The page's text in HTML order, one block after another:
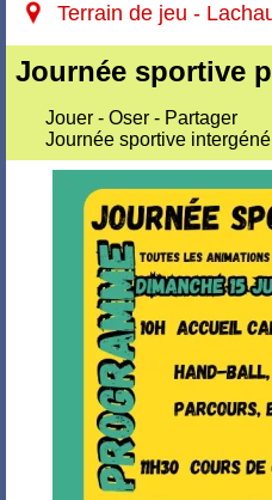
Terrain de jeu -
Journée sportive
Jouer - Oser - Partager
Journée sportive